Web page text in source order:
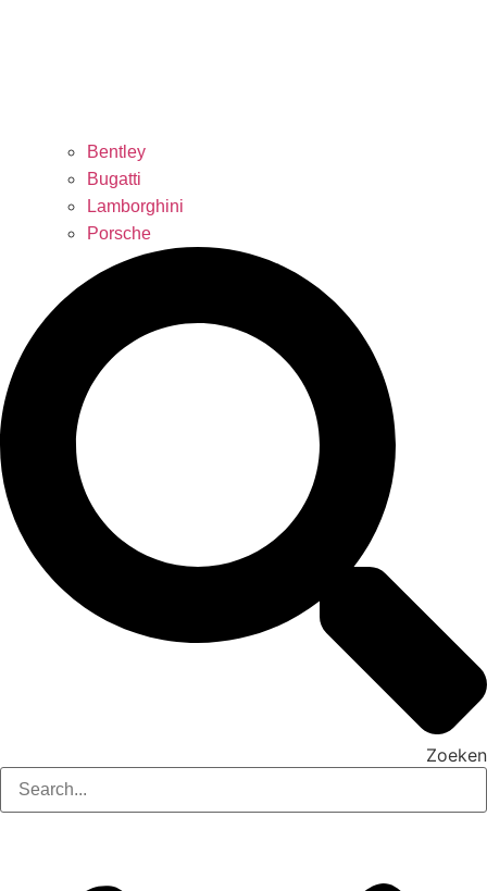
Bentley
Bugatti
Lamborghini
Porsche
Zoeken